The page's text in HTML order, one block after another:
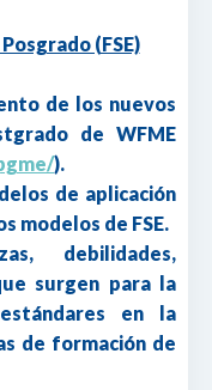
(FSE)
de los nuevos
de WFME
).
de aplicación
modelos de FSE.
debilidades,
surgen para la
en la
de formación de